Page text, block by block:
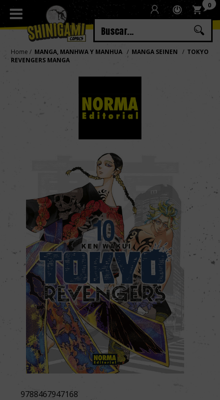
Regístrate
Iniciar sesión 0
Home MANGA, MANHWA Y MANHUA MANGA SEINEN
TOKYO
REVENGERS MANGA
9788467947168